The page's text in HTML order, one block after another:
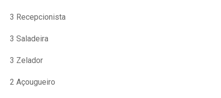
3 Recepcionista
3 Saladeira
3 Zelador
2 Açougueiro